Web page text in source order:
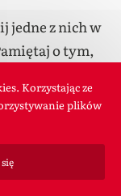
jedne z nich w
o tym,
od środka
Korzystając ze
plików